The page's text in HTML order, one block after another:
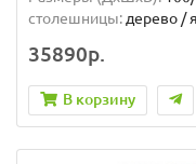
столешницы: дерево /
35890р.
В корзину